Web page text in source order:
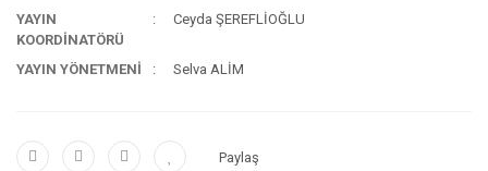
YAYIN
KOORDİNATÖRÜ
Ceyda ŞEREFLİOĞLU
YAYIN YÖNETMENİ Selva ALİM
Paylaş